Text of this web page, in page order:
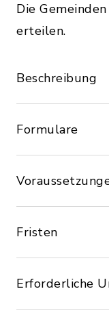
Die
erteilen.
Beschreibung
Formulare
Fristen
Erforderliche